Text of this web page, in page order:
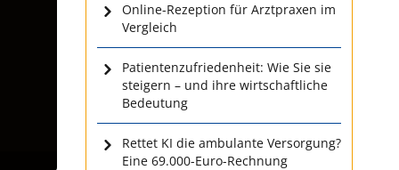
Online-Rezeption für Arztpraxen im
Vergleich
Patientenzufriedenheit: Wie Sie sie
steigern – und ihre wirtschaftliche
Bedeutung
Rettet KI die ambulante Versorgung?
Eine 69.000-Euro-Rechnung